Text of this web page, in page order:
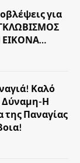
για
ΕΙΚΟΝΑ…
Καλό
Δύναμη-Η
της Παναγίας